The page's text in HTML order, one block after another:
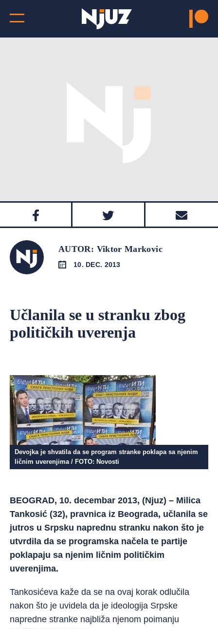
AUTOR: Viktor Markovic
10. DEC. 2013
Učlanila se u stranku zbog
političkih uverenja
Devojka je shvatila da se program stranke poklapa sa njenim
ličnim uverenjima / FOTO: Novosti
BEOGRAD, 10. decembar 2013, (Njuz) – Milica
Tankosić (32), pravnica iz Beograda, učlanila se
jutros u Srpsku naprednu stranku nakon što je
utvrdila da se programska načela te partije
poklapaju sa njenim ličnim političkim
uverenjima.
Tankosićeva kaže da se na ovaj korak odlučila
nakon što je uvidela da je ideologija Srpske
napredne stranke najbliža njenom poimanju